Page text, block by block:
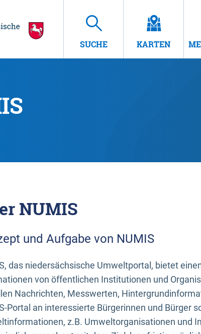
SUCHE KARTEN
NUMIS
und Aufgabe von NUMIS
das niedersächsische Umweltportal, bietet
von öffentlichen Institutionen und
Nachrichten, Messwerten,
Portal an interessierte Bürgerinnen und Bürger
z.B. Umweltorganisationen und